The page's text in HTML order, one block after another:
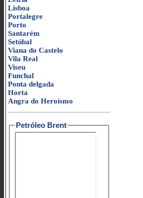
Lisboa
Portalegre
Porto
Santarém
Setúbal
Viana do Castelo
Vila Real
Viseu
Funchal
Ponta delgada
Horta
Angra do Heroísmo
Petróleo Brent